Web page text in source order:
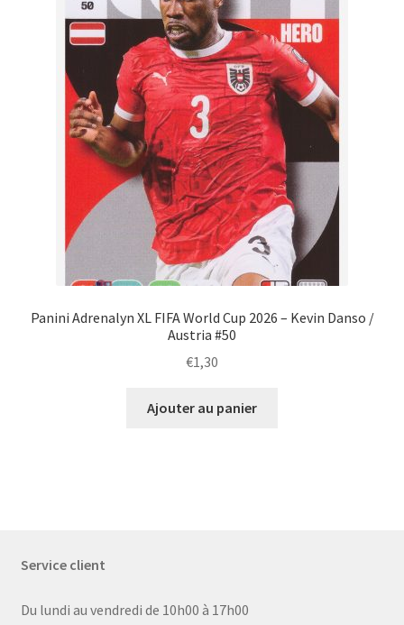
Panini Adrenalyn XL FIFA World Cup 2026 – Kevin Danso /
Austria #50
€1,30
Ajouter au panier
Service client
Du lundi au vendredi de 10h00 à 17h00